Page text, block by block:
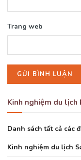
Trang web
Kinh nghiệm du lịch
Danh sách tất cả các
Kinh nghiệm du lịch